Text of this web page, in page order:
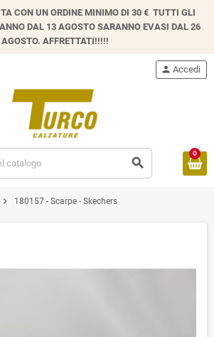
CON UN ORDINE MINIMO DI 30 € TUTTI GLI
DAL 13 AGOSTO SARANNO EVASI DAL 26
AGOSTO. AFFRETTATI!!!!!
search
person Accedi
0
chevron_right 180157 - Scarpe - Skechers